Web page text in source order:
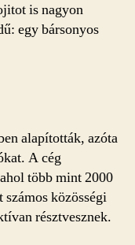
is nagyon
egy bársonyos
alapították, azóta
A cég
több mint 2000
közösségi
résztvesznek.